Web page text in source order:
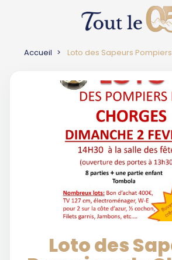
Accueil Loto des Sapeurs
Loto des